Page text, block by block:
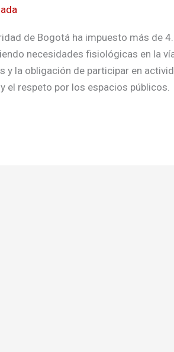
de Bogotá ha impuesto más de
necesidades fisiológicas en la
y la obligación de participar en
el respeto por los espacios públicos.